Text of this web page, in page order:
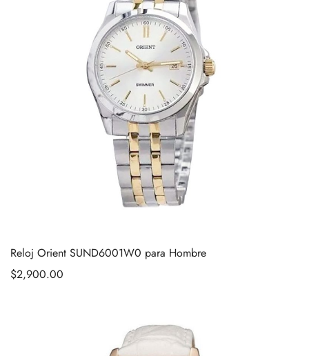
Reloj Orient SUND6001W0 para Hombre
$2,900.00